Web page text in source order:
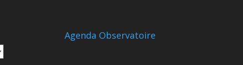
Agenda Observatoire